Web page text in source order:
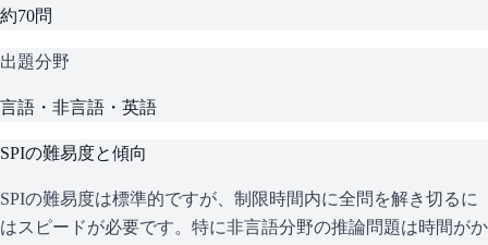
約70問
出題分野
言語・非言語・英語
SPIの難易度と傾向
SPIの難易度は標準的ですが、制限時間内に全問を解き切るに
はスピードが必要です。特に非言語分野の推論問題は時間がか